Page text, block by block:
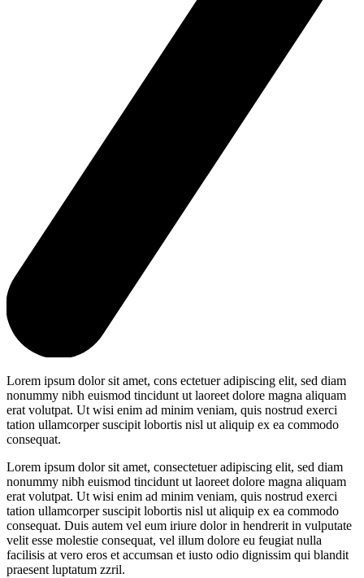
Lorem ipsum dolor sit amet, cons ectetuer adipiscing elit, sed diam
nonummy nibh euismod tincidunt ut laoreet dolore magna aliquam
erat volutpat. Ut wisi enim ad minim veniam, quis nostrud exerci
tation ullamcorper suscipit lobortis nisl ut aliquip ex ea commodo
consequat.
Lorem ipsum dolor sit amet, consectetuer adipiscing elit, sed diam
nonummy nibh euismod tincidunt ut laoreet dolore magna aliquam
erat volutpat. Ut wisi enim ad minim veniam, quis nostrud exerci
tation ullamcorper suscipit lobortis nisl ut aliquip ex ea commodo
consequat. Duis autem vel eum iriure dolor in hendrerit in vulputate
velit esse molestie consequat, vel illum dolore eu feugiat nulla
facilisis at vero eros et accumsan et iusto odio dignissim qui blandit
praesent luptatum zzril.